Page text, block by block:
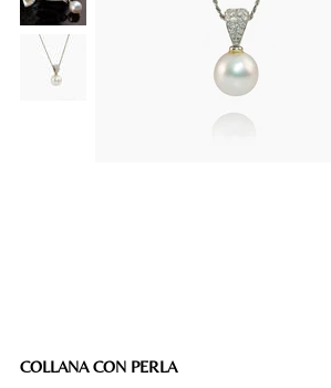
COLLANA CON PERLA